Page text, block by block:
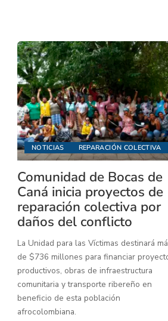
NOTICIAS REPARACIÓN COLECTIVA
Comunidad de Bocas de
Caná inicia proyectos de
reparación colectiva por
daños del conflicto
La Unidad para las Víctimas destinará
de $736 millones para financiar
productivos, obras de infraestructura
comunitaria y transporte ribereño en
beneficio de esta población
afrocolombiana.